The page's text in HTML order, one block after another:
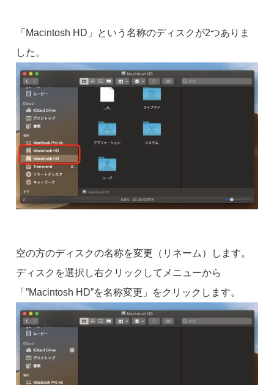
「Macintosh HD」という名称のディスクが2つありま
した。
空の方のディスクの名称を変更（リネーム）します。
ディスクを選択し右クリックしてメニューから
「”Macintosh HD”を名称変更」をクリックします。